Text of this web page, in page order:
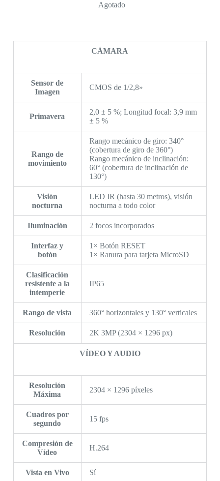
Agotado
CÁMARA
Sensor de
Imagen
CMOS de 1/2,8»
Primavera
2,0 ± 5 %; Longitud focal: 3,9 mm
± 5 %
Rango de
movimiento
Rango mecánico de giro: 340°
(cobertura de giro de 360°)
Rango mecánico de inclinación:
60° (cobertura de inclinación de
130°)
Visión
nocturna
LED IR (hasta 30 metros), visión
nocturna a todo color
Iluminación 2 focos incorporados
Interfaz y
botón
1× Botón RESET
1× Ranura para tarjeta MicroSD
Clasificación
resistente a la
intemperie
IP65
Rango de vista 360° horizontales y 130° verticales
Resolución 2K 3MP (2304 × 1296 px)
VÍDEO Y AUDIO
Resolución
Máxima
2304 × 1296 píxeles
Cuadros por
segundo
15 fps
Compresión de
Vídeo
H.264
Vista en Vivo Sí